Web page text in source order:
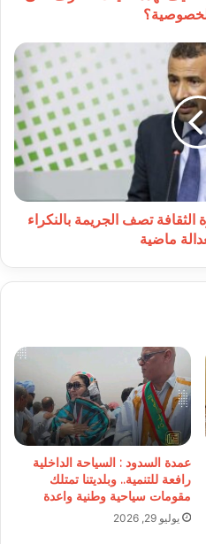
تصف الجريمة بالنكراء
ماضية
عمدة السدود : السياحة الداخلية
رافعة للتنمية.. وبلديتنا تمتلك
مقومات سياحية وطنية واعدة
يوليو 29, 2026